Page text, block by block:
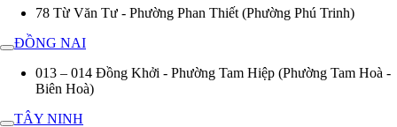
78 Từ Văn Tư - Phường Phan Thiết (Phường Phú Trinh)
ĐỒNG NAI
013 – 014 Đồng Khởi - Phường Tam Hiệp (Phường Tam Hoà -
Biên Hoà)
TÂY NINH